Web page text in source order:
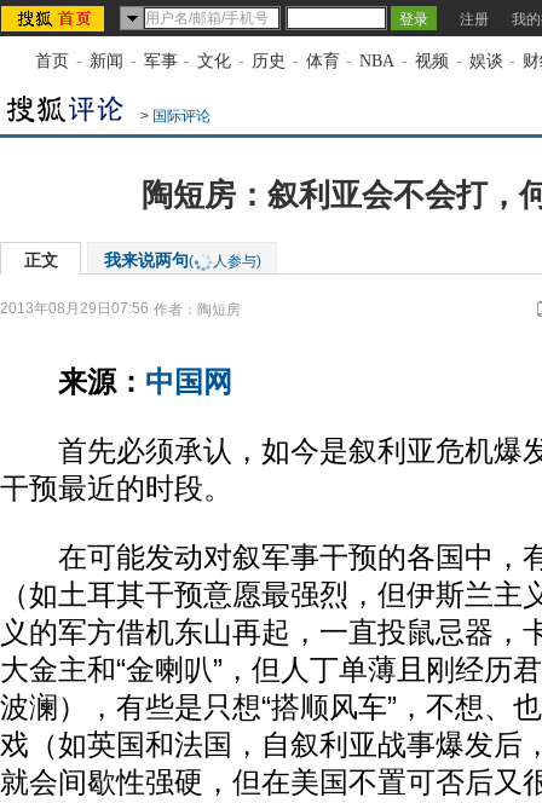
注册 我
首页 - 新闻 - 军事 - 文化 - 历史 - 体育 - NBA - 视频 - 娱谈 -
> 国际评论
陶短房：叙利亚会不会打，
正文 我来说两句( 人参与)
2013年08月29日07:56 作者：陶短房
来源： 中国网
首先必须承认，如今是叙利亚危机爆
干预最近的时段。
在可能发动对叙军事干预的各国中，
（如土耳其干预意愿最强烈，但伊斯兰主
义的军方借机东山再起，一直投鼠忌器，
大金主和“金喇叭”，但人丁单薄且刚经历
波澜），有些是只想“搭顺风车”，不想、
戏（如英国和法国，自叙利亚战事爆发后
就会间歇性强硬，但在美国不置可否后又